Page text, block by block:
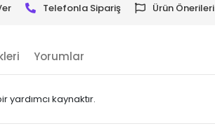
Telefonla Sipariş Ürün Önerileri
Yorumlar
kaynaktır.